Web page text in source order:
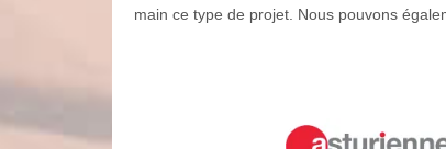
main ce type de projet. Nous pouvons